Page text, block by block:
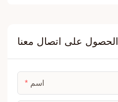
الحصول على اتصال معنا
اسم